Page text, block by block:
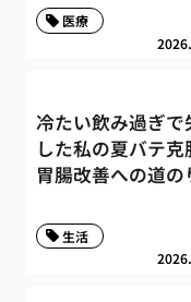
医療
冷たい飲み過ぎで
した私の夏バテ克
胃腸改善への道の
生活